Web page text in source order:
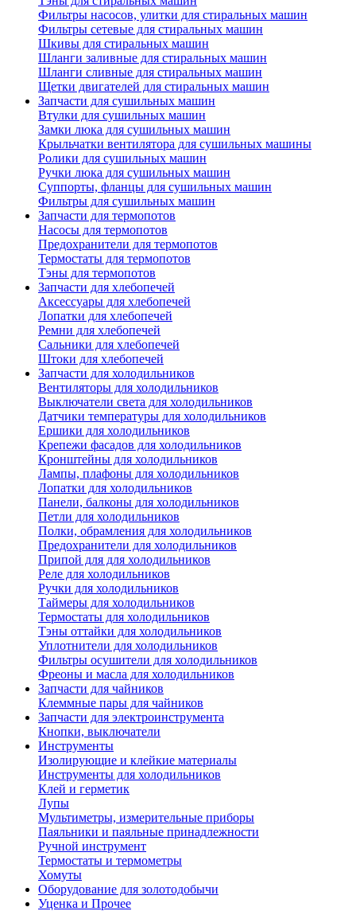
Фильтры насосов, улитки для стиральных машин
Фильтры сетевые для стиральных машин
Шкивы для стиральных машин
Шланги заливные для стиральных машин
Шланги сливные для стиральных машин
Щетки двигателей для стиральных машин
Запчасти для сушильных машин
Втулки для сушильных машин
Замки люка для сушильных машин
Крыльчатки вентилятора для сушильных машины
Ролики для сушильных машин
Ручки люка для сушильных машин
Суппорты, фланцы для сушильных машин
Фильтры для сушильных машин
Запчасти для термопотов
Насосы для термопотов
Предохранители для термопотов
Термостаты для термопотов
Тэны для термопотов
Запчасти для хлебопечей
Аксессуары для хлебопечей
Лопатки для хлебопечей
Ремни для хлебопечей
Сальники для хлебопечей
Штоки для хлебопечей
Запчасти для холодильников
Вентиляторы для холодильников
Выключатели света для холодильников
Датчики температуры для холодильников
Ершики для холодильников
Крепежи фасадов для холодильников
Кронштейны для холодильников
Лампы, плафоны для холодильников
Лопатки для холодильников
Панели, балконы для холодильников
Петли для холодильников
Полки, обрамления для холодильников
Предохранители для холодильников
Припой для для холодильников
Реле для холодильников
Ручки для холодильников
Таймеры для холодильников
Термостаты для холодильников
Тэны оттайки для холодильников
Уплотнители для холодильников
Фильтры осушители для холодильников
Фреоны и масла для холодильников
Запчасти для чайников
Клеммные пары для чайников
Запчасти для электроинструмента
Кнопки, выключатели
Инструменты
Изолирующие и клейкие материалы
Инструменты для холодильников
Клей и герметик
Лупы
Мультиметры, измерительные приборы
Паяльники и паяльные принадлежности
Ручной инструмент
Термостаты и термометры
Хомуты
Оборудование для золотодобычи
Уценка и Прочее